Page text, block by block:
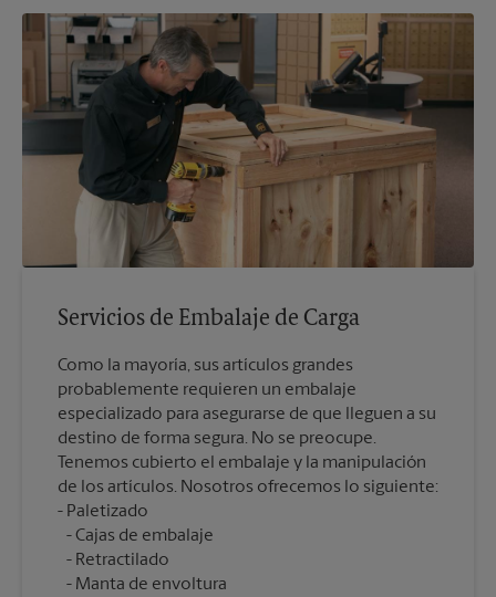
Servicios de Embalaje de Carga
Como la mayoría, sus artículos grandes
probablemente requieren un embalaje
especializado para asegurarse de que lleguen a su
destino de forma segura. No se preocupe.
Tenemos cubierto el embalaje y la manipulación
de los artículos. Nosotros ofrecemos lo siguiente:
Cajas de embalaje
Retractilado
Manta de envoltura